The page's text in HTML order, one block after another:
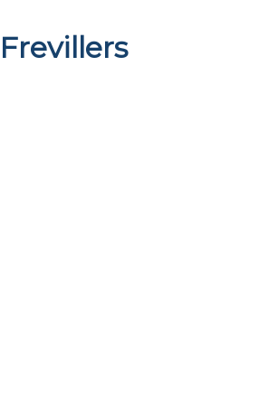
Frevillers